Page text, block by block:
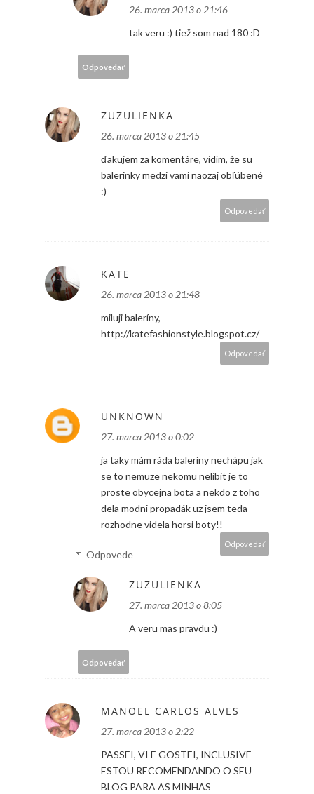
26. marca 2013 o 21:46
tak veru :) tiež som nad 180 :D
Odpovedať
ZUZULIENKA
26. marca 2013 o 21:45
ďakujem za komentáre, vidím, že su
balerinky medzi vami naozaj obľúbené
:)
Odpovedať
KATE
26. marca 2013 o 21:48
miluji baleríny,
http://katefashionstyle.blogspot.cz/
Odpovedať
UNKNOWN
27. marca 2013 o 0:02
ja taky mám ráda baleríny nechápu jak
se to nemuze nekomu nelibit je to
proste obycejna bota a nekdo z toho
dela modni propadák uz jsem teda
rozhodne videla horsi boty!!
Odpovedať
Odpovede
ZUZULIENKA
27. marca 2013 o 8:05
A veru mas pravdu :)
Odpovedať
MANOEL CARLOS ALVES
27. marca 2013 o 2:22
PASSEI, VI E GOSTEI, INCLUSIVE
ESTOU RECOMENDANDO O SEU
BLOG PARA AS MINHAS